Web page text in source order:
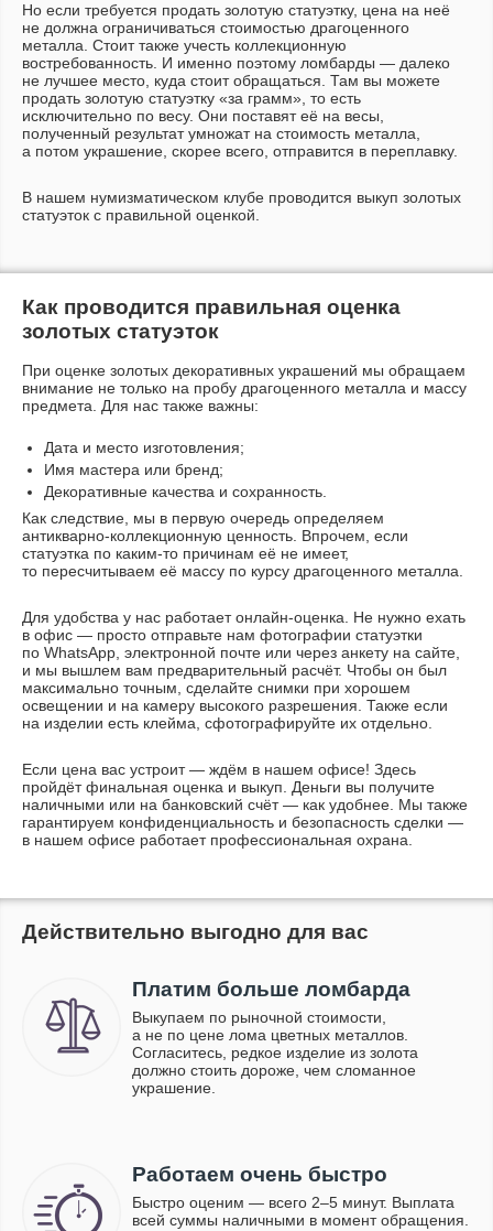
Но если требуется продать золотую статуэтку, цена на неё
не должна ограничиваться стоимостью драгоценного
металла. Стоит также учесть коллекционную
востребованность. И именно поэтому ломбарды — далеко
не лучшее место, куда стоит обращаться. Там вы можете
продать золотую статуэтку «за грамм», то есть
исключительно по весу. Они поставят её на весы,
полученный результат умножат на стоимость металла,
а потом украшение, скорее всего, отправится в переплавку.
В нашем нумизматическом клубе проводится выкуп золотых
статуэток с правильной оценкой.
Как проводится правильная оценка
золотых статуэток
При оценке золотых декоративных украшений мы обращаем
внимание не только на пробу драгоценного металла и массу
предмета. Для нас также важны:
Дата и место изготовления;
Имя мастера или бренд;
Декоративные качества и сохранность.
Как следствие, мы в первую очередь определяем
антикварно-коллекционную ценность. Впрочем, если
статуэтка по каким-то причинам её не имеет,
то пересчитываем её массу по курсу драгоценного металла.
Для удобства у нас работаетонлайн-оценка . Не нужно ехать
в офис — просто отправьте нам фотографии статуэтки
по WhatsApp, электронной почте или через анкету на сайте,
и мы вышлем вам предварительный расчёт. Чтобы он был
максимально точным, сделайте снимки при хорошем
освещении и на камеру высокого разрешения. Также если
на изделии есть клейма, сфотографируйте их отдельно.
Если цена вас устроит — ждём в нашем офисе! Здесь
пройдёт финальная оценка и выкуп. Деньги вы получите
наличными или на банковский счёт — как удобнее. Мы также
гарантируем конфиденциальность и безопасность сделки —
в нашем офисе работает профессиональная охрана.
Действительно выгодно для вас
Платим больше ломбарда
Выкупаем по рыночной стоимости,
а не по цене лома цветных металлов.
Согласитесь, редкое изделие из золота
должно стоить дороже, чем сломанное
украшение.
Работаем очень быстро
Быстро оценим — всего 2–5 минут. Выплата
всей суммы наличными в момент обращения.